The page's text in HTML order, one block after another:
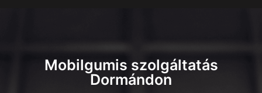
Mobilgumis szolgáltatás
Dormándon